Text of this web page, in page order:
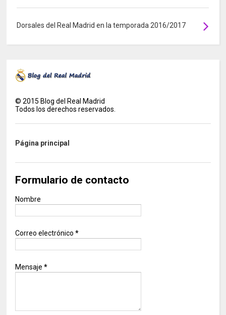
Dorsales del Real Madrid en la temporada 2016/2017
©2015 Blog del Real Madrid
Todos los derechos reservados.
Página principal
Formulario de contacto
Nombre
Correo electrónico*
Mensaje*